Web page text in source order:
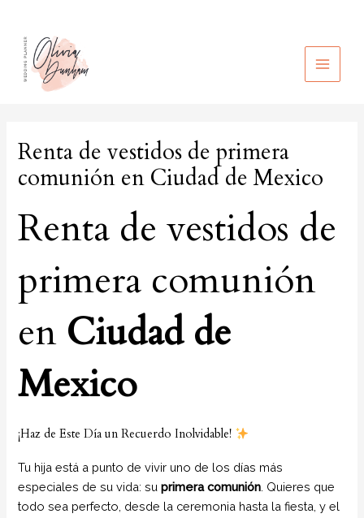
contenido
MAIN
Renta de vestidos de primera
comunión en Ciudad de Mexico
Renta de vestidos de
primera comunión
en Ciudad de
Mexico
¡Haz de Este Día un Recuerdo Inolvidable!
Tu hija está a punto de vivir uno de los días más
especiales de su vida: suprimera comunión. Quieres que
todo sea perfecto, desde la ceremonia hasta la fiesta, y el